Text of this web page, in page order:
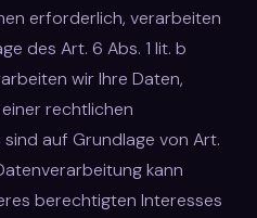
erforderlich, verarbeiten
des Art. 6 Abs. 1 lit. b
wir Ihre Daten,
rechtlichen
auf Grundlage von Art.
kann
berechtigten Interesses